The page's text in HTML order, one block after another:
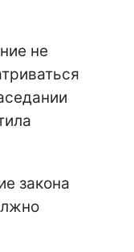
не
закона